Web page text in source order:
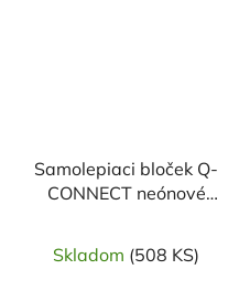
Samolepiaci bloček Q-
CONNECT neónové
Skladom (508 KS)